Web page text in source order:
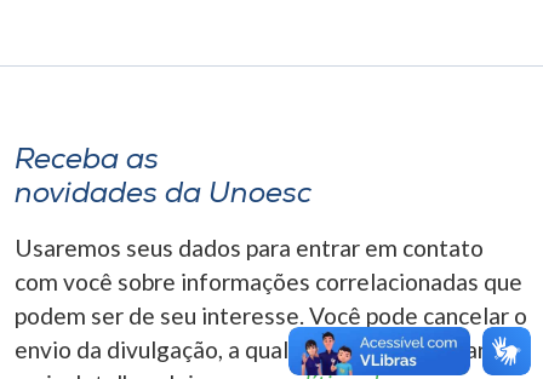
A+
Receba as
novidades da Unoesc
Usaremos seus dados para entrar em contato
com você sobre informações correlacionadas que
podem ser de seu interesse. Você pode cancelar o
envio da divulgação, a qualquer momento. Para